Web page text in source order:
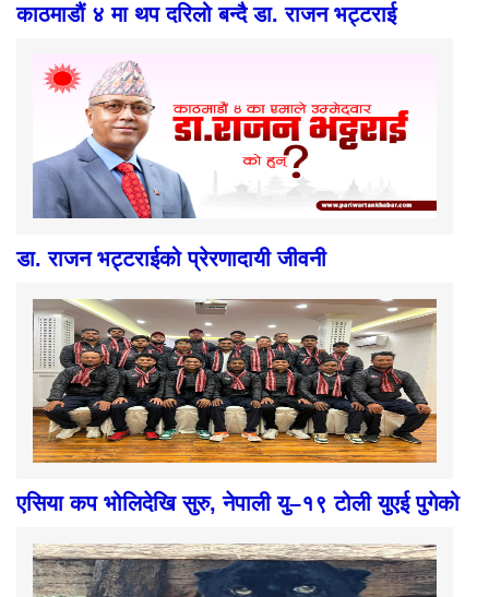
काठमाडौं ४ मा थप दरिलो बन्दै डा. राजन भट्टराई
डा. राजन भट्टराईको प्रेरणादायी जीवनी
एसिया कप भोलिदेखि सुरु, नेपाली यु–१९ टोली युएई पुगेको